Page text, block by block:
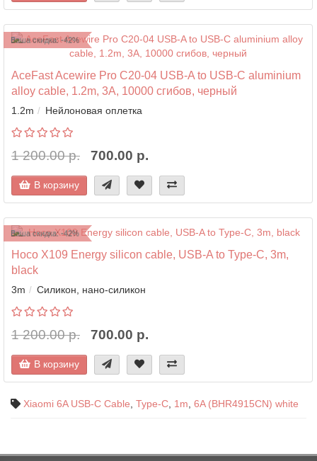
Ваша скидка: -42%
AceFast Acewire Pro C20-04 USB-A to USB-C aluminium
alloy cable, 1.2m, 3A, 10000 сгибов, черный
1.2m Нейлоновая оплетка
1 200.00 р. 700.00 р.
В корзину
Ваша скидка: -42%
Hoco X109 Energy silicon cable, USB-A to Type-C, 3m,
black
3m Силикон, нано-силикон
1 200.00 р. 700.00 р.
В корзину
Xiaomi 6A USB-C Cable Type-C 1m 6A (BHR4915CN) white